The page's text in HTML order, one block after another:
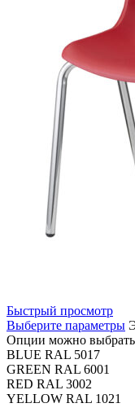
Быстрый просмотр
Выберите параметры
Опции можно выбрать
BLUE RAL 5017
GREEN RAL 6001
RED RAL 3002
YELLOW RAL 1021